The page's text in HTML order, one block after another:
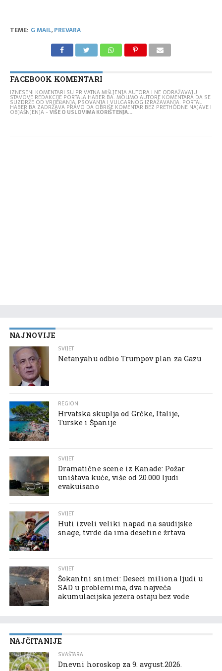
TEME: G MAIL, PREVARA
FACEBOOK KOMENTARI
IZNESENI KOMENTARI SU PRIVATNA MIŠLJENJA AUTORA I NE ODRAŽAVAJU
STAVOVE REDAKCIJE PORTALA HABER.BA. MOLIMO AUTORE KOMENTARA DA SE
SUZDRŽE OD VRIJEĐANJA, PSOVANJA I VULGARNOG IZRAŽAVANJA. PORTAL
HABER.BA ZADRŽAVA PRAVO DA OBRIŠE KOMENTAR BEZ PRETHODNE NAJAVE I
OBJAŠNJENJA -VIŠE O USLOVIMA KORIŠTENJA...
NAJNOVIJE
SVIJET
Netanyahu odbio Trumpov plan za Gazu
REGION
Hrvatska skuplja od Grčke, Italije,
Turske i Španije
SVIJET
Dramatične scene iz Kanade: Požar
uništava kuće, više od 20.000 ljudi
evakuisano
SVIJET
Huti izveli veliki napad na saudijske
snage, tvrde da ima desetine žrtava
SVIJET
Šokantni snimci: Deseci miliona ljudi u
SAD u problemima, dva najveća
akumulacijska jezera ostaju bez vode
NAJČITANIJE
SVAŠTARA
Dnevni horoskop za 9. avgust.2026.